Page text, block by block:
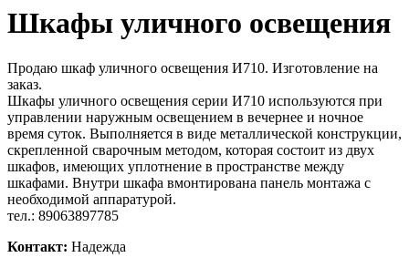
Шкафы уличного освещения
Продаю шкаф уличного освещения И710. Изготовление на
заказ.
Шкафы уличного освещения серии И710 используются при
управлении наружным освещением в вечернее и ночное
время суток. Выполняется в виде металлической конструкции,
скрепленной сварочным методом, которая состоит из двух
шкафов, имеющих уплотнение в пространстве между
шкафами. Внутри шкафа вмонтирована панель монтажа с
необходимой аппаратурой.
тел.: 89063897785
Контакт: Надежда